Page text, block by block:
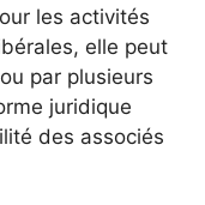
les activités
elle peut
par plusieurs
juridique
des associés